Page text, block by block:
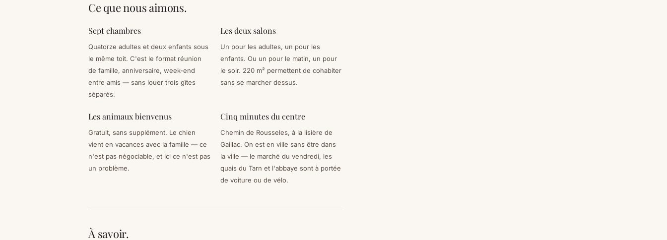
Ce que nous aimons.
Sept chambres
Quatorze adultes et deux enfants sous
le même toit. C'est le format réunion
de famille, anniversaire, week-end
entre amis — sans louer trois gîtes
séparés.
Les deux salons
Un pour les adultes, un pour les
enfants. Ou un pour le matin, un pour
le soir. 220 m² permettent de cohabiter
sans se marcher dessus.
Les animaux bienvenus
Gratuit, sans supplément. Le chien
vient en vacances avec la famille — ce
n'est pas négociable, et ici ce n'est pas
un problème.
Cinq minutes du centre
Chemin de Rousseles, à la lisière de
Gaillac. On est en ville sans être dans
la ville — le marché du vendredi, les
quais du Tarn et l'abbaye sont à portée
de voiture ou de vélo.
À savoir.